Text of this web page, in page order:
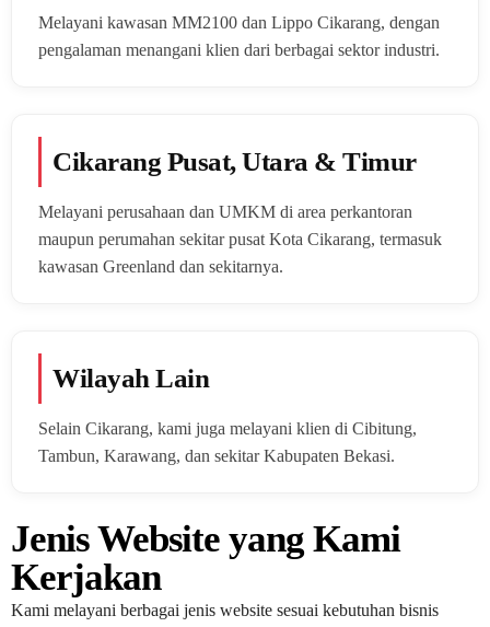
Melayani kawasan MM2100 dan Lippo Cikarang, dengan
pengalaman menangani klien dari berbagai sektor industri.
Cikarang Pusat, Utara & Timur
Melayani perusahaan dan UMKM di area perkantoran
maupun perumahan sekitar pusat Kota Cikarang, termasuk
kawasan Greenland dan sekitarnya.
Wilayah Lain
Selain Cikarang, kami juga melayani klien di Cibitung,
Tambun, Karawang, dan sekitar Kabupaten Bekasi.
Jenis Website yang Kami
Kerjakan
Kami melayani berbagai jenis website sesuai kebutuhan bisnis